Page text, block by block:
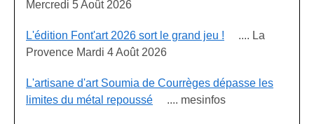
Mercredi 5 Août 2026
L'édition Font'art 2026 sort le grand jeu ! .... La
Provence Mardi 4 Août 2026
L'artisane d'art Soumia de Courrèges dépasse les
limites du métal repoussé .... mesinfos